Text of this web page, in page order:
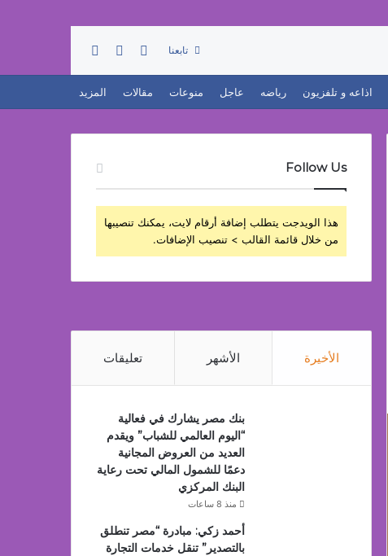
تابعنا تسجيل الدخول
إضافة عمود جانبي
اذاعه و تلفزيون رياضه عاجل منوعات مقالات المزيد
Follow Us
هذا الويدجت يتطلب إضافة أرقام لايت، يمكنك تنصيبها
من خلال قائمة القالب > تنصيب الإضافات.
الأخيرة الأشهر تعليقات
بنك مصر يشارك في فعالية
“اليوم العالمي للشباب” ويقدم
العديد من العروض المجانية
دعمًا للشمول المالي تحت رعاية
البنك المركزي
منذ 8 ساعات
أحمد زكي: مبادرة “مصر تنطلق
بالتصدير” تنقل خدمات التجارة